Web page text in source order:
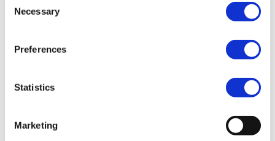
Selection
Necessary
Preferences
Statistics
Marketing
arrangerar regelbundet inspirerande
insikter står på agendan. Här får du
möjlighet att både lära och knyta värdefulla
– Varje
verksamhet är unik. Därför utformar vi
utbildningar helt efter dina behov och mål